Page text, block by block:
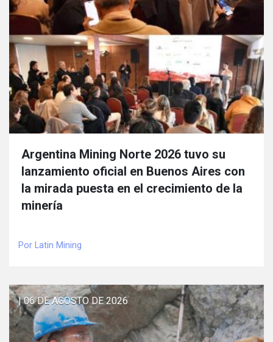
Argentina Mining Norte 2026 tuvo su
lanzamiento oficial en Buenos Aires con
la mirada puesta en el crecimiento de la
minería
Por Latin Mining
| 06 DE AGOSTO DE 2026